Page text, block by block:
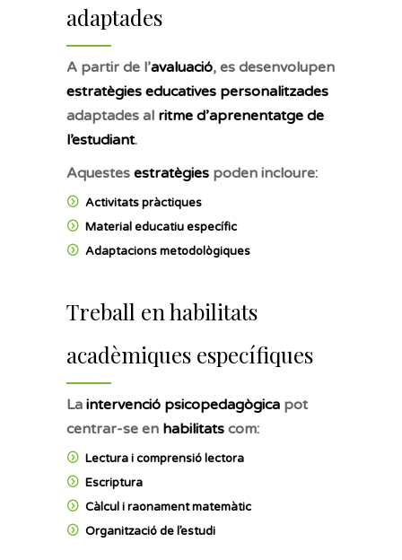
adaptades
A partir de l’avaluació, es desenvolupen
estratègies educatives personalitzades
adaptades al ritme d’aprenentatge de
l’estudiant.
Aquestes estratègies poden incloure:
Activitats pràctiques
Material educatiu específic
Adaptacions metodològiques
Treball en habilitats
acadèmiques específiques
La intervenció psicopedagògica pot
centrar-se en habilitats com:
Lectura i comprensió lectora
Escriptura
Càlcul i raonament matemàtic
Organització de l’estudi